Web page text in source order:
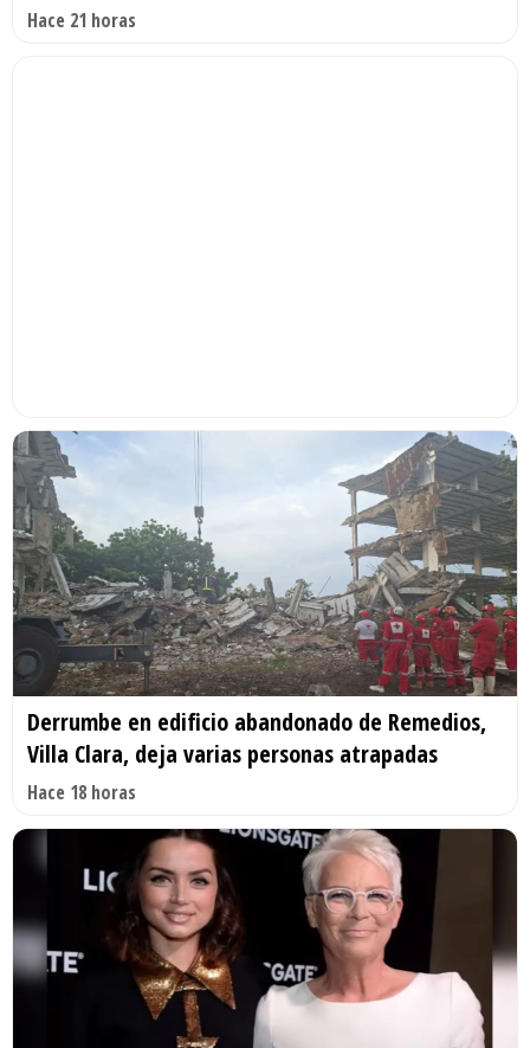
Hace 21 horas
Derrumbe en edificio abandonado de Remedios,
Villa Clara, deja varias personas atrapadas
Hace 18 horas